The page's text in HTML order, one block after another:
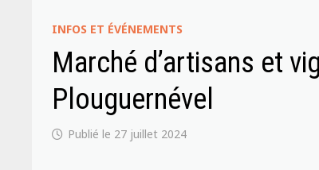
INFOS ET ÉVÉNEMENTS
Marché d’artisans et
Plouguernével
27 juillet 2024